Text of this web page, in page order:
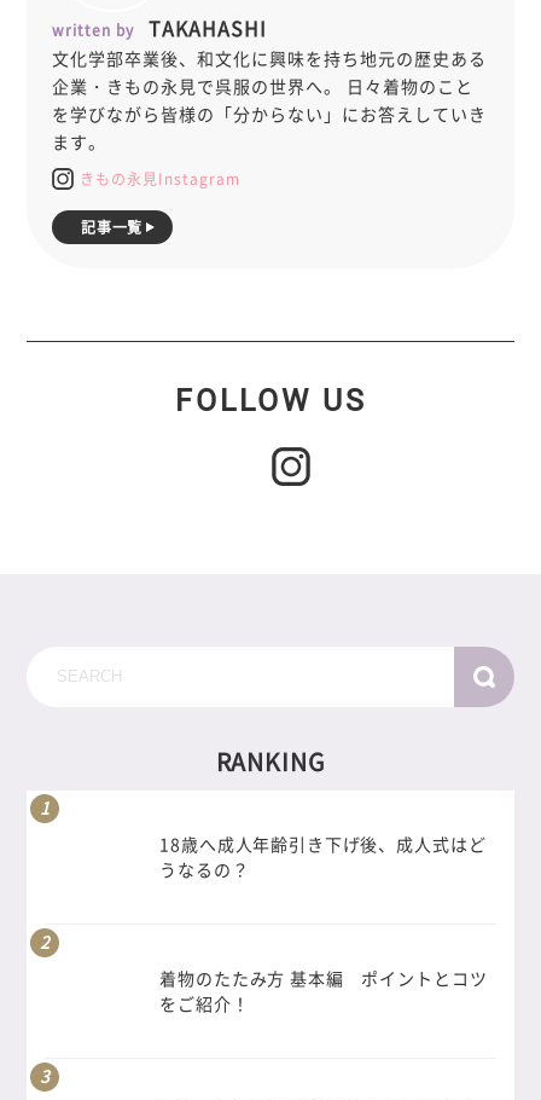
written by TAKAHASHI
文化学部卒業後、和文化に興味を持ち地元の歴史ある
企業・きもの永見で呉服の世界へ。 日々着物のこと
を学びながら皆様の「分からない」にお答えしていき
ます。
きもの永見Instagram
記事一覧
FOLLOW US
RANKING
18歳へ成人年齢引き下げ後、成人式はど
うなるの？
着物のたたみ方 基本編 ポイントとコツ
をご紹介！